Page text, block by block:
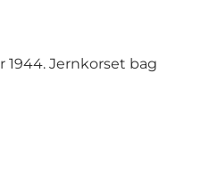
Jernkorset bag